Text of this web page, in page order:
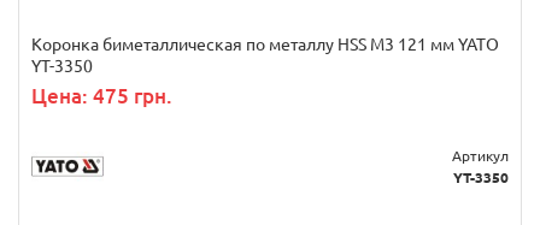
Коронка биметаллическая по металлу HSS M3 121 мм YATO
YT-3350
Цена: 475 грн.
Артикул
YT-3350